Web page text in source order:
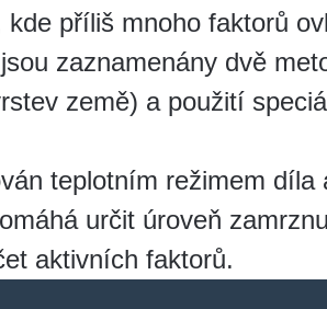
příliš mnoho faktorů
zaznamenány dvě
země) a použití
teplotním režimem díla
určit úroveň
aktivních faktorů.